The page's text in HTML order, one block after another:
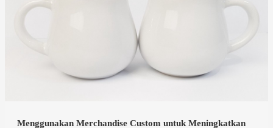
Menggunakan Merchandise Custom untuk Meningkatkan